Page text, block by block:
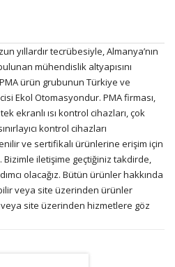
yıllardır tecrübesiyle, Almanya’nın
mühendislik altyapısını
ürün grubunun Türkiye ve
Ekol Otomasyondur. PMA firması,
ekranlı ısı kontrol cihazları, çok
kontrol cihazları
ve sertifikalı ürünlerine erişim için
iletişime geçtiğiniz takdirde,
olacağız. Bütün ürünler hakkında
veya site üzerinden ürünler
site üzerinden hizmetlere göz